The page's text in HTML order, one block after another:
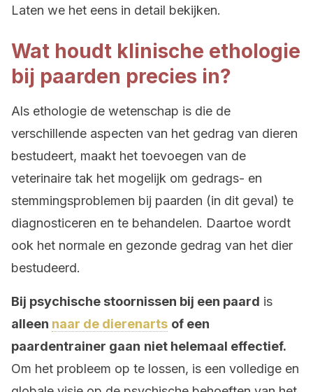
Laten we het eens in detail bekijken.
Wat houdt klinische ethologie
bij paarden precies in?
Als ethologie de wetenschap is die de
verschillende aspecten van het gedrag van dieren
bestudeert, maakt het toevoegen van de
veterinaire tak het mogelijk om gedrags- en
stemmingsproblemen bij paarden (in dit geval) te
diagnosticeren en te behandelen. Daartoe wordt
ook het normale en gezonde gedrag van het dier
bestudeerd.
Bij psychische stoornissen bij een paard is
alleen naar de dierenarts of een
paardentrainer gaan niet helemaal effectief.
Om het probleem op te lossen, is een volledige en